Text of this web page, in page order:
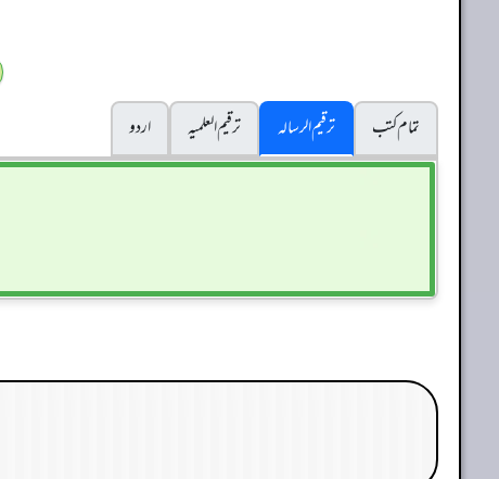
تمام کتب
ترقیم الرسالہ ترقیم العلمیہ
اردو